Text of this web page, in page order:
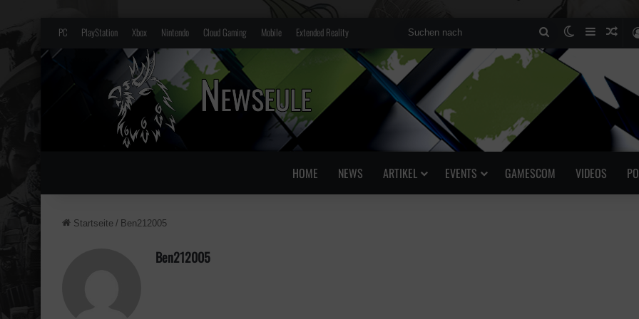
PC PlayStation Xbox Nintendo Cloud Gaming Mobile Extended Reality Suchen
nach
SkinSidebar
HOME NEWS ARTIKEL EVENTS GAMESCOM VIDEOS
Startseite / Ben212005
Ben212005